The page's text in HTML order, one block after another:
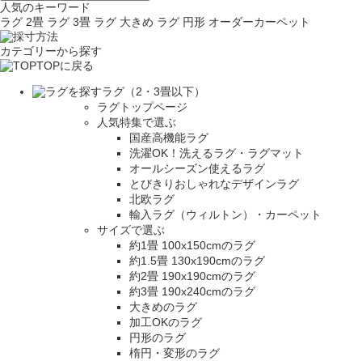
人気のキーワード
ラグ 2畳 ラグ 3畳 ラグ 大きめ ラグ 円形 オーダーカーペット
カテゴリーから探す
TOPに戻る
ラグ（2・3畳以下）
ラグトップページ
人気特集で選ぶ
国産高機能ラグ
洗濯OK！洗えるラグ・ラグマット
オールシーズン使えるラグ
とびきりおしゃれなデザインラグ
北欧ラグ
輸入ラグ（ウィルトン）・カーペット
サイズで選ぶ
約1畳 100x150cmのラグ
約1.5畳 130x190cmのラグ
約2畳 190x190cmのラグ
約3畳 190x240cmのラグ
大きめのラグ
加工OKのラグ
円形のラグ
楕円・変形のラグ